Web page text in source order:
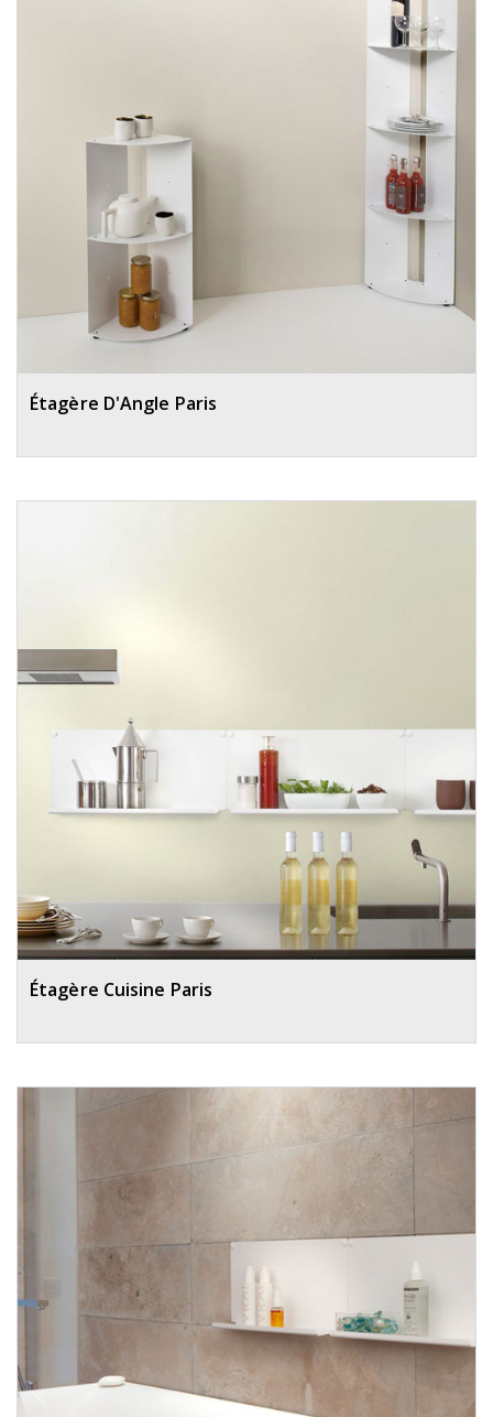
Étagère D'Angle Paris
Étagère Cuisine Paris